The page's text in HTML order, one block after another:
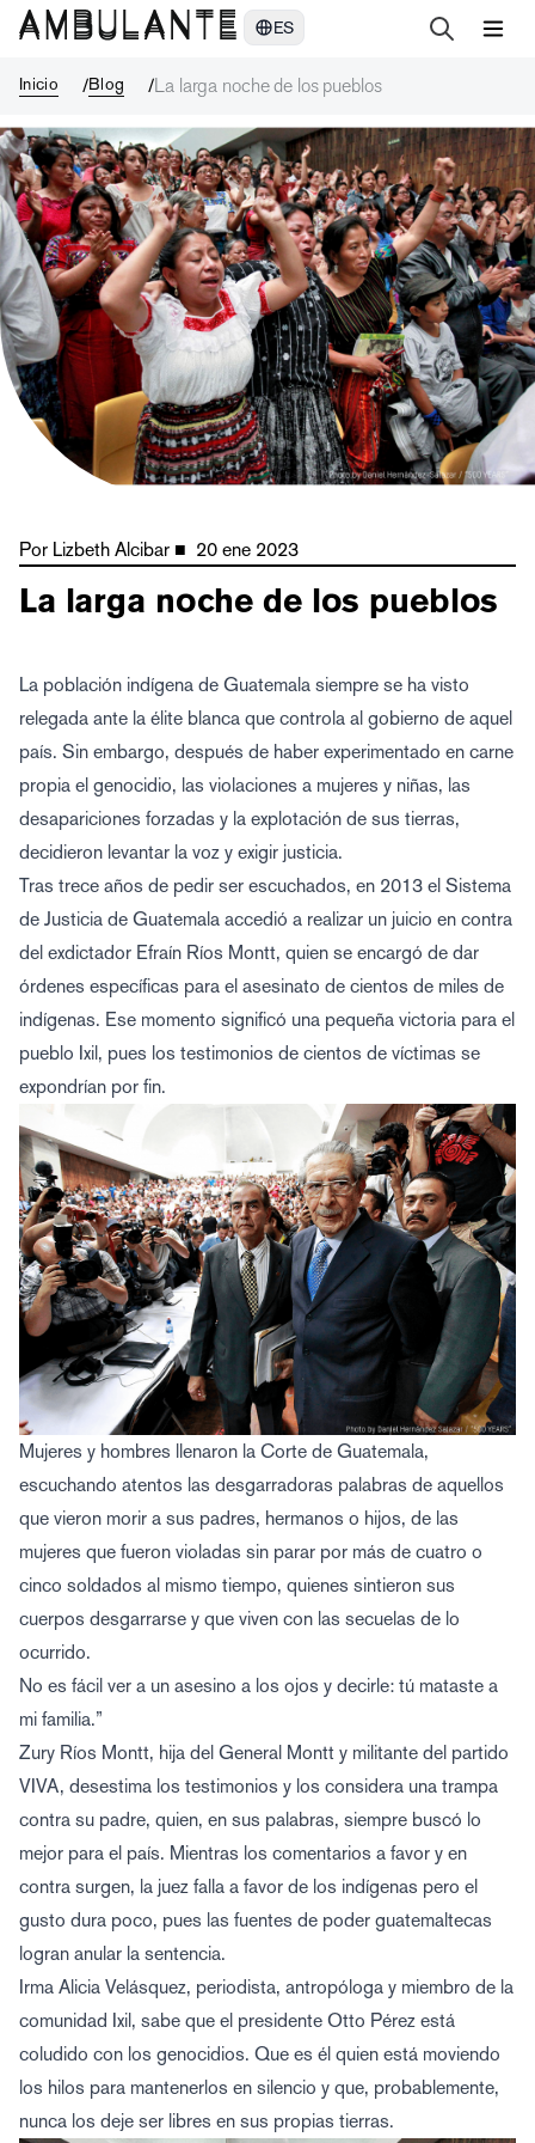
ES
Inicio Blog La larga noche de los pueblos
Por Lizbeth Alcibar ■ 20 ene 2023
La larga noche de los pueblos
La población indígena de Guatemala siempre se ha visto
relegada ante la élite blanca que controla al gobierno de aquel
país. Sin embargo, después de haber experimentado en carne
propia el genocidio, las violaciones a mujeres y niñas, las
desapariciones forzadas y la explotación de sus tierras,
decidieron levantar la voz y exigir justicia.
Tras trece años de pedir ser escuchados, en 2013 el Sistema
de Justicia de Guatemala accedió a realizar un juicio en contra
del exdictador Efraín Ríos Montt, quien se encargó de dar
órdenes específicas para el asesinato de cientos de miles de
indígenas. Ese momento significó una pequeña victoria para el
pueblo Ixil, pues los testimonios de cientos de víctimas se
expondrían por fin.
Mujeres y hombres llenaron la Corte de Guatemala,
escuchando atentos las desgarradoras palabras de aquellos
que vieron morir a sus padres, hermanos o hijos, de las
mujeres que fueron violadas sin parar por más de cuatro o
cinco soldados al mismo tiempo, quienes sintieron sus
cuerpos desgarrarse y que viven con las secuelas de lo
ocurrido.
No es fácil ver a un asesino a los ojos y decirle: tú mataste a
mi familia.”
Zury Ríos Montt, hija del General Montt y militante del partido
VIVA, desestima los testimonios y los considera una trampa
contra su padre, quien, en sus palabras, siempre buscó lo
mejor para el país. Mientras los comentarios a favor y en
contra surgen, la juez falla a favor de los indígenas pero el
gusto dura poco, pues las fuentes de poder guatemaltecas
logran anular la sentencia.
Irma Alicia Velásquez, periodista, antropóloga y miembro de la
comunidad Ixil, sabe que el presidente Otto Pérez está
coludido con los genocidios. Que es él quien está moviendo
los hilos para mantenerlos en silencio y que, probablemente,
nunca los deje ser libres en sus propias tierras.
La larga noche de los pueblos